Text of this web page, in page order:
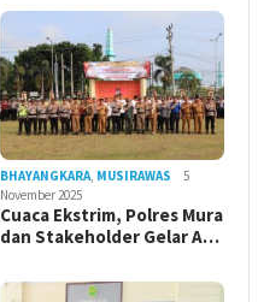
BHAYANGKARA, MUSIRAWAS
5
November 2025
Cuaca Ekstrim, Polres Mura
dan Stakeholder Gelar A…